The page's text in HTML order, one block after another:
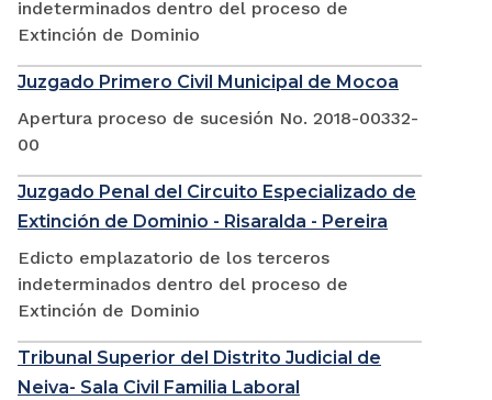
indeterminados dentro del proceso de
Extinción de Dominio
Juzgado Primero Civil Municipal de Mocoa
Apertura proceso de sucesión No. 2018-00332-
00
Juzgado Penal del Circuito Especializado de
Extinción de Dominio - Risaralda - Pereira
Edicto emplazatorio de los terceros
indeterminados dentro del proceso de
Extinción de Dominio
Tribunal Superior del Distrito Judicial de
Neiva- Sala Civil Familia Laboral